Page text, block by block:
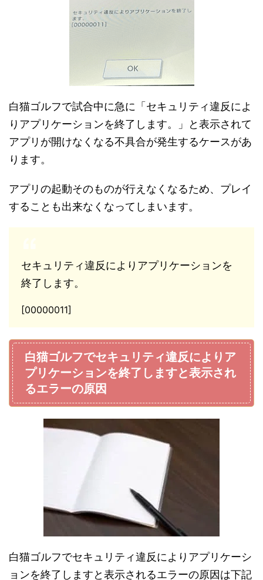
白猫ゴルフで試合中に急に「セキュリティ違反によ
りアプリケーションを終了します。」と表示されて
アプリが開けなくなる不具合が発生するケースがあ
ります。
アプリの起動そのものが行えなくなるため、プレイ
することも出来なくなってしまいます。
セキュリティ違反によりアプリケーションを
終了します。
[00000011]
白猫ゴルフでセキュリティ違反によりア
プリケーションを終了しますと表示され
るエラーの原因
白猫ゴルフでセキュリティ違反によりアプリケーシ
ョンを終了しますと表示されるエラーの原因は下記